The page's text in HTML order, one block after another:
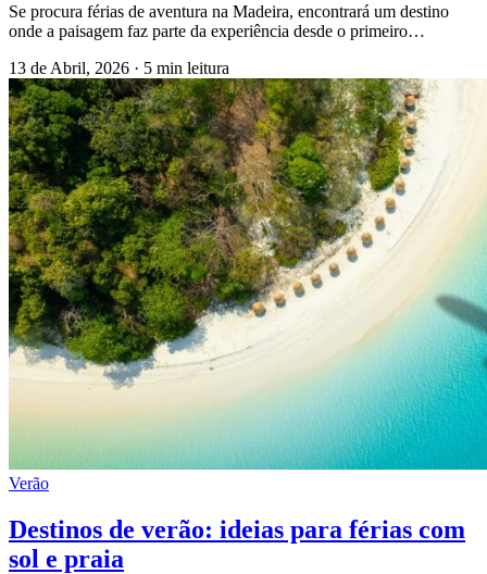
Se procura férias de aventura na Madeira, encontrará um destino
onde a paisagem faz parte da experiência desde o primeiro…
13 de Abril, 2026 · 5 min leitura
Verão
Destinos de verão: ideias para férias com
sol e praia